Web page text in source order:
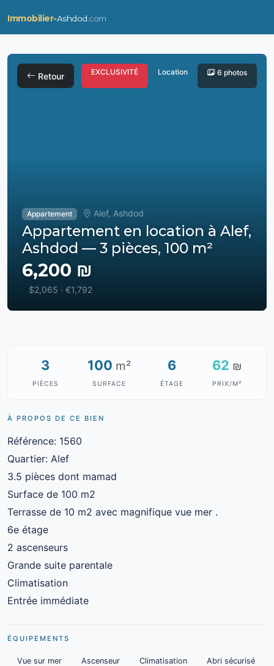
Immobilier-Ashdod .com
Retour EXCLUSIVITÉ Location 6 photos
Appartement Alef, Ashdod
Appartement en location à Alef,
Ashdod — 3 pièces, 100 m²
6,200 ₪
$2,065 · €1,792
3
PIÈCES
100 m²
SURFACE
6
ÉTAGE
62 ₪
PRIX/M²
À PROPOS DE CE BIEN
Référence: 1560
Quartier: Alef
3.5 pièces dont mamad
Surface de 100 m2
Terrasse de 10 m2 avec magnifique vue mer .
6e étage
2 ascenseurs
Grande suite parentale
Climatisation
Entrée immédiate
ÉQUIPEMENTS
Vue sur mer Ascenseur Climatisation
Abri sécurisé